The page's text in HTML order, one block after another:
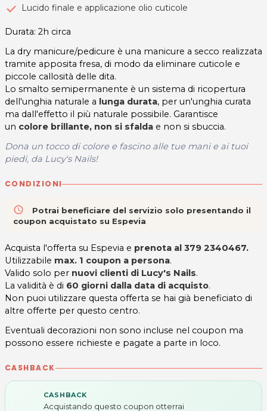
Lucido finale e applicazione olio cuticole
Durata: 2h circa
La dry manicure/pedicure è una manicure a secco realizzata
tramite apposita fresa, di modo da eliminare cuticole e
piccole callosità delle dita.
Lo smalto semipermanente è un sistema di ricopertura
dell'unghia naturale a lunga durata, per un'unghia curata
ma dall'effetto il più naturale possibile. Garantisce
un colore brillante, non si sfalda e non si sbuccia.
Dona un tocco di colore e fascino alle tue mani e ai tuoi
piedi, da Lucy's Nails!
CONDIZIONI
access_time
Potrai beneficiare del servizio solo presentando il
coupon acquistato su Espevia
Acquista l'offerta su Espevia e prenota al 379 2340467.
Utilizzabile max. 1 coupon a persona.
Valido solo per nuovi clienti di Lucy's Nails.
La validità è di 60 giorni dalla data di acquisto.
Non puoi utilizzare questa offerta se hai già beneficiato di
altre offerte per questo centro.
Eventuali decorazioni non sono incluse nel coupon ma
possono essere richieste e pagate a parte in loco.
CASHBACK
CASHBACK
Acquistando questo coupon otterrai